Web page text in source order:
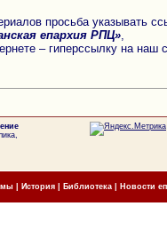
просьба указывать
епархия РПЦ»
– гиперссылку на наш
История| Библиотека Новости